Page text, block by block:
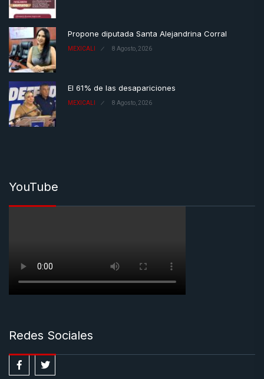
Propone diputada Santa Alejandrina Corral
MEXICALI 8 Agosto, 2026
El 61% de las desapariciones
MEXICALI 8 Agosto, 2026
YouTube
Redes Sociales